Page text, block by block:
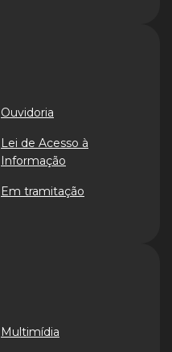
Ouvidoria
Lei de Acesso à
Informação
Em tramitação
Multimídia